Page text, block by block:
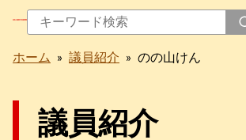
ホーム » 議員紹介 » のの山けん
議員紹介